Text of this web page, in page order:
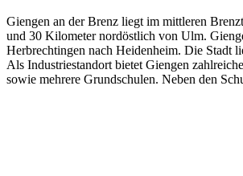
Giengen an der Brenz liegt im mittleren
und 30 Kilometer nordöstlich von Ulm.
Herbrechtingen nach Heidenheim. Die Stadt
Als Industriestandort bietet Giengen
sowie mehrere Grundschulen. Neben den